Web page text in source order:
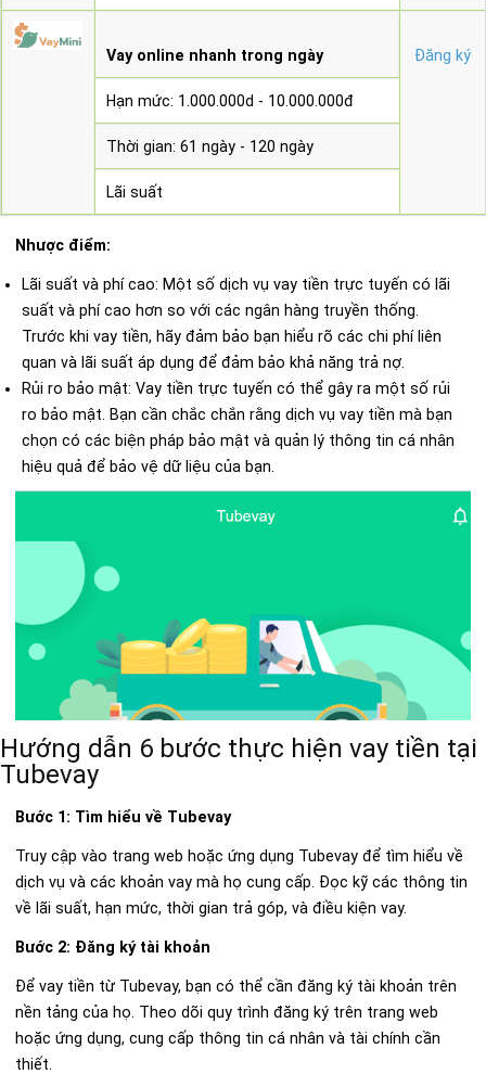
Vay online nhanh trong ngày Đăng ký
Hạn mức: 1.000.000d - 10.000.000đ
Thời gian: 61 ngày - 120 ngày
Lãi suất
Nhược điểm:
Lãi suất và phí cao: Một số dịch vụ vay tiền trực tuyến có lãi
suất và phí cao hơn so với các ngân hàng truyền thống.
Trước khi vay tiền, hãy đảm bảo bạn hiểu rõ các chi phí liên
quan và lãi suất áp dụng để đảm bảo khả năng trả nợ.
Rủi ro bảo mật: Vay tiền trực tuyến có thể gây ra một số rủi
ro bảo mật. Bạn cần chắc chắn rằng dịch vụ vay tiền mà bạn
chọn có các biện pháp bảo mật và quản lý thông tin cá nhân
hiệu quả để bảo vệ dữ liệu của bạn.
Hướng dẫn 6 bước thực hiện vay tiền tại
Tubevay
Bước 1: Tìm hiểu về Tubevay
Truy cập vào trang web hoặc ứng dụng Tubevay để tìm hiểu về
dịch vụ và các khoản vay mà họ cung cấp. Đọc kỹ các thông tin
về lãi suất, hạn mức, thời gian trả góp, và điều kiện vay.
Bước 2: Đăng ký tài khoản
Để vay tiền từ Tubevay, bạn có thể cần đăng ký tài khoản trên
nền tảng của họ. Theo dõi quy trình đăng ký trên trang web
hoặc ứng dụng, cung cấp thông tin cá nhân và tài chính cần
thiết.